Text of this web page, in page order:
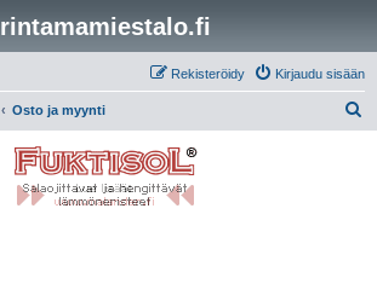
rintamamiestalo.fi
Kirjaudu sisään
Rekisteröidy
Osto ja myynti